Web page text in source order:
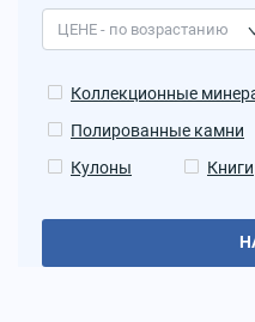
Коллекционные
Полированные камни
Кулоны
Книги